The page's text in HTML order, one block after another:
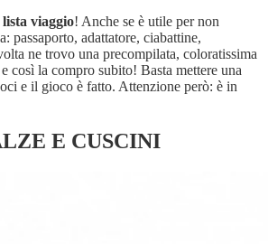
lista viaggio! Anche se è utile per non
passaporto, adattatore, ciabattine,
ne trovo una precompilata, coloratissima
così la compro subito! Basta mettere una
e il gioco è fatto. Attenzione però: è in
E CUSCINI